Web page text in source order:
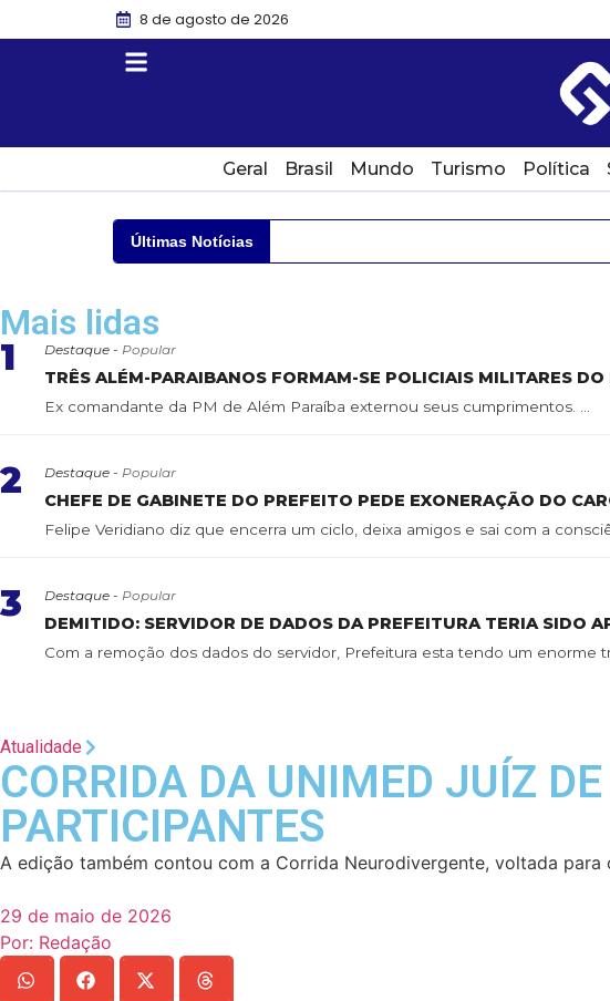
8 de agosto de 2026
Geral Brasil Mundo Turismo Política
Últimas Notícias
Mais lidas
1 Destaque - Popular
TRÊS ALÉM-PARAIBANOS FORMAM-SE POLICIAIS MILITARES
Ex comandante da PM de Além Paraíba externou seus cumprimentos. ...
2 Destaque - Popular
CHEFE DE GABINETE DO PREFEITO PEDE EXONERAÇÃO DO
Felipe Veridiano diz que encerra um ciclo, deixa amigos e sai com a
3 Destaque - Popular
DEMITIDO: SERVIDOR DE DADOS DA PREFEITURA TERIA SIDO
Com a remoção dos dados do servidor, Prefeitura esta tendo um enorme
Atualidade
CORRIDA DA UNIMED JUÍZ
PARTICIPANTES
A edição também contou com a Corrida Neurodivergente, voltada
29 de maio de 2026
Por: Redação